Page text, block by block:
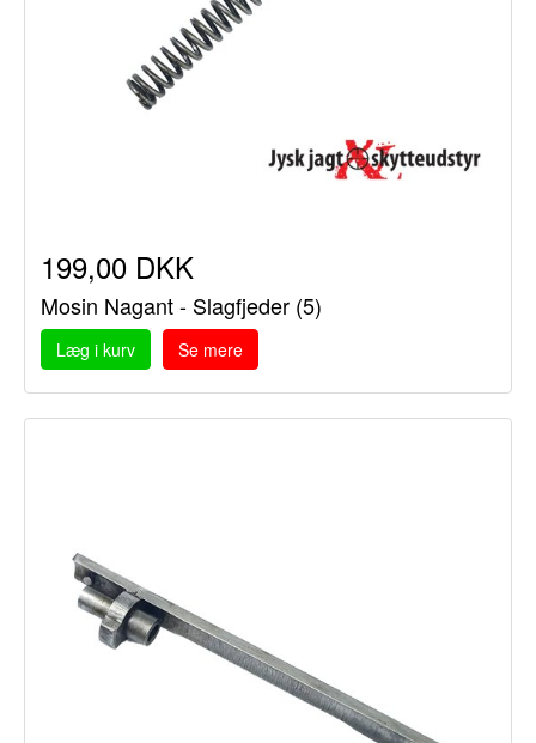
199,00 DKK
Mosin Nagant - Slagfjeder (5)
Læg i kurv Se mere